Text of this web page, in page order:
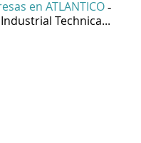
en ATLANTICO -
Industrial Technica...